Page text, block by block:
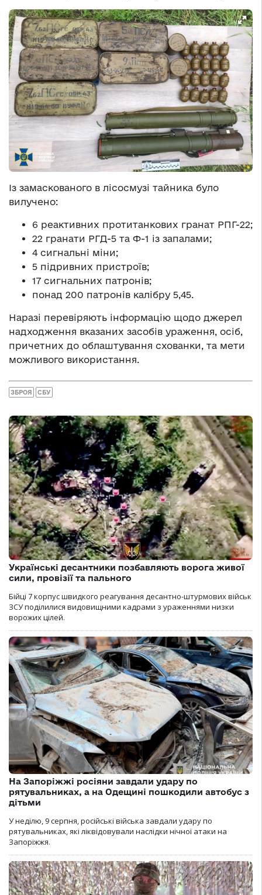
Із замаскованого в лісосмузі тайника було
вилучено:
6 реактивних протитанкових гранат РПГ-22;
22 гранати РГД-5 та Ф-1 із запалами;
4 сигнальні міни;
5 підривних пристроїв;
17 сигнальних патронів;
понад 200 патронів калібру 5,45.
Наразі перевіряють інформацію щодо джерел
надходження вказаних засобів ураження, осіб,
причетних до облаштування схованки, та мети
можливого використання.
ЗБРОЯ СБУ
Українські десантники позбавляють ворога живої
сили, провізії та пального
Бійці 7 корпус швидкого реагування десантно-штурмових військ
ЗСУ поділилися видовищними кадрами з ураженнями низки
ворожих цілей.
На Запоріжжі росіяни завдали удару по
рятувальниках, а на Одещині пошкодили автобус з
дітьми
У неділю, 9 серпня, російські війська завдали удару по
рятувальниках, які ліквідовували наслідки нічної атаки на
Запоріжжя.